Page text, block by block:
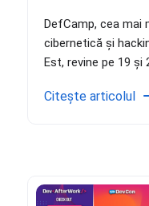
DefCamp, cea mai
cibernetică și
Est, revine pe 19 și
Citește articolul